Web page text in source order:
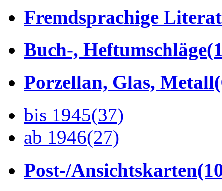
Fremdsprachige
Buch-, Heftumschläge
Porzellan, Glas, Metall
bis 1945(37)
ab 1946(27)
Post-/Ansichtskarten